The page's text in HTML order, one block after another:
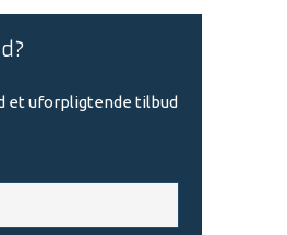
et uforpligtende tilbud​